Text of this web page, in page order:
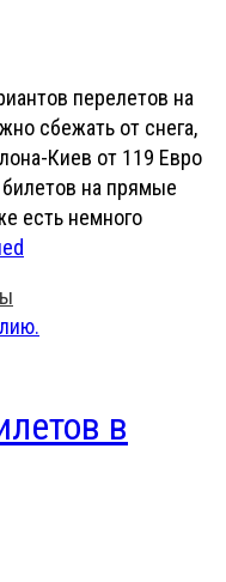
перелетов на
сбежать от снега,
Киев от 119 Евро
на прямые
есть немного
в